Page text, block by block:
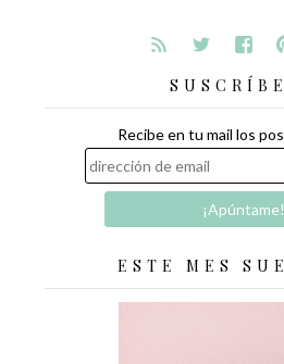
Recibe en tu mail los
ESTE MES